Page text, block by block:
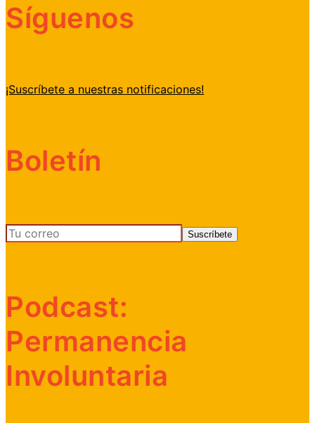
Síguenos
¡Suscríbete a nuestras notificaciones!
Boletín
Podcast:
Permanencia
Involuntaria